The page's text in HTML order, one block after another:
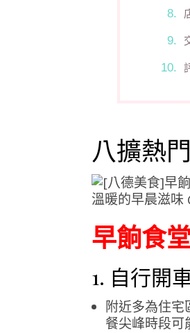
八擴熱
早餉食
1. 自行開
附近多為住宅
餐尖峰時段可